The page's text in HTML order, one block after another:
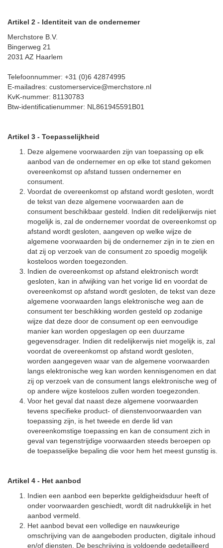
Artikel 2 - Identiteit van de ondernemer
Merchstore B.V.
Bingerweg 21
2031 AZ Haarlem
Telefoonnummer: +31 (0)6 42874995
E-mailadres: customerservice@merchstore.nl
KvK-nummer: 81130783
Btw-identificatienummer: NL861945591B01
Artikel 3 - Toepasselijkheid
Deze algemene voorwaarden zijn van toepassing op elk
aanbod van de ondernemer en op elke tot stand gekomen
overeenkomst op afstand tussen ondernemer en
consument.
Voordat de overeenkomst op afstand wordt gesloten, wordt
de tekst van deze algemene voorwaarden aan de
consument beschikbaar gesteld. Indien dit redelijkerwijs niet
mogelijk is, zal de ondernemer voordat de overeenkomst op
afstand wordt gesloten, aangeven op welke wijze de
algemene voorwaarden bij de ondernemer zijn in te zien en
dat zij op verzoek van de consument zo spoedig mogelijk
kosteloos worden toegezonden.
Indien de overeenkomst op afstand elektronisch wordt
gesloten, kan in afwijking van het vorige lid en voordat de
overeenkomst op afstand wordt gesloten, de tekst van deze
algemene voorwaarden langs elektronische weg aan de
consument ter beschikking worden gesteld op zodanige
wijze dat deze door de consument op een eenvoudige
manier kan worden opgeslagen op een duurzame
gegevensdrager. Indien dit redelijkerwijs niet mogelijk is, zal
voordat de overeenkomst op afstand wordt gesloten,
worden aangegeven waar van de algemene voorwaarden
langs elektronische weg kan worden kennisgenomen en dat
zij op verzoek van de consument langs elektronische weg of
op andere wijze kosteloos zullen worden toegezonden.
Voor het geval dat naast deze algemene voorwaarden
tevens specifieke product- of dienstenvoorwaarden van
toepassing zijn, is het tweede en derde lid van
overeenkomstige toepassing en kan de consument zich in
geval van tegenstrijdige voorwaarden steeds beroepen op
de toepasselijke bepaling die voor hem het meest gunstig is.
Artikel 4 - Het aanbod
Indien een aanbod een beperkte geldigheidsduur heeft of
onder voorwaarden geschiedt, wordt dit nadrukkelijk in het
aanbod vermeld.
Het aanbod bevat een volledige en nauwkeurige
omschrijving van de aangeboden producten, digitale inhoud
en/of diensten. De beschrijving is voldoende gedetailleerd